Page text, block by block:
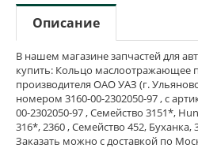
Описание
В нашем магазине запчастей для
купить: Кольцо маслоотражающее
производителя ОАО УАЗ (г.
номером 3160-00-2302050-97 , с
00-2302050-97 , Семейство 3151*,
316*, 2360 , Семейство 452,
Заказать можно с доставкой по